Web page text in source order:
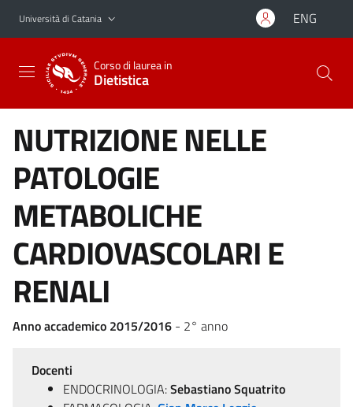
Vai al contenuto principale
Vai al menu di navigazione
Università di Catania ENG
Corso di laurea in
Dietistica
NUTRIZIONE NELLE
PATOLOGIE
METABOLICHE
CARDIOVASCOLARI E
RENALI
Anno accademico 2015/2016 - 2° anno
Docenti
ENDOCRINOLOGIA:Sebastiano Squatrito